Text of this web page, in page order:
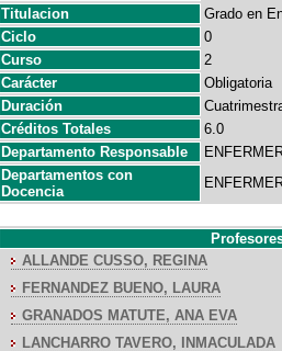
Titulacion
Grado en
Ciclo
0
Curso
2
Carácter
Obligatoria
Duración
Créditos Totales
6.0
Departamento Responsable
Departamentos con
Docencia
ALLANDE CUSSO, REGINA
FERNANDEZ BUENO, LAURA
GRANADOS MATUTE, ANA EVA
LANCHARRO TAVERO, INMACULADA